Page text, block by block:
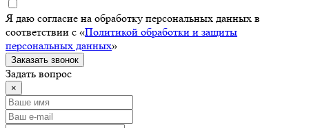
Я даю согласие на обработку персональных данных в
соответствии с «Политикой обработки и защиты
персональных данных»
Заказать звонок
Задать вопрос
×